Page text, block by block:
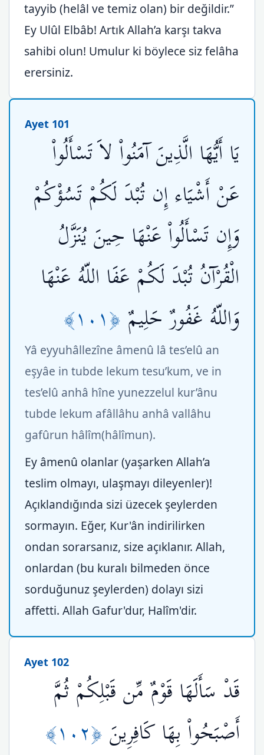
tayyib (helâl ve temiz olan) bir değildir.”
Ey Ulûl Elbâb! Artık Allah’a karşı takva
sahibi olun! Umulur ki böylece siz felâha
erersiniz.
Ayet 101
يَا أَيُّهَا الَّذِينَ آمَنُواْ لاَ تَسْأَلُواْ
عَنْ أَشْيَاء إِن تُبْدَ لَكُمْ تَسُؤْكُمْ
وَإِن تَسْأَلُواْ عَنْهَا حِينَ يُنَزَّلُ
الْقُرْآنُ تُبْدَ لَكُمْ عَفَا اللّهُ عَنْهَا
وَاللّهُ غَفُورٌ حَلِيمٌ ﴿١٠١﴾
Yâ eyyuhâllezîne âmenû lâ tes’elû an
eşyâe in tubde lekum tesu’kum, ve in
tes’elû anhâ hîne yunezzelul kur’ânu
tubde lekum afâllâhu anhâ vallâhu
gafûrun hâlîm(hâlîmun).
Ey âmenû olanlar (yaşarken Allah’a
teslim olmayı, ulaşmayı dileyenler)!
Açıklandığında sizi üzecek şeylerden
sormayın. Eğer, Kur'ân indirilirken
ondan sorarsanız, size açıklanır. Allah,
onlardan (bu kuralı bilmeden önce
sorduğunuz şeylerden) dolayı sizi
affetti. Allah Gafur'dur, Halîm'dir.
Ayet 102
قَدْ سَأَلَهَا قَوْمٌ مِّن قَبْلِكُمْ ثُمَّ
أَصْبَحُواْ بِهَا كَافِرِينَ ﴿١٠٢﴾